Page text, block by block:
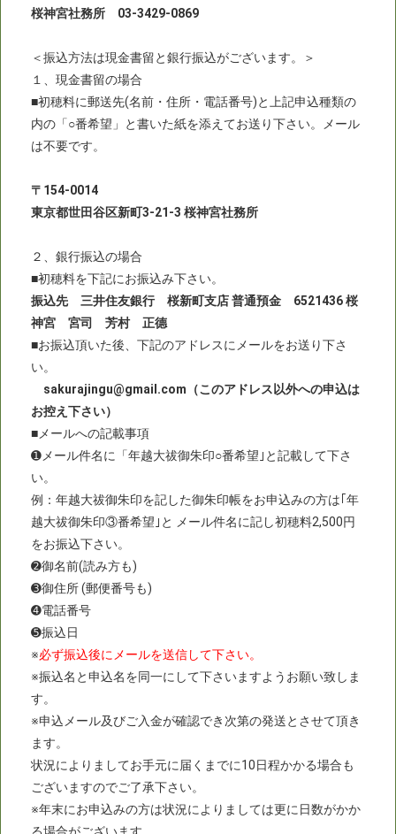
桜神宮社務所 03-3429-0869
＜振込方法は現金書留と銀行振込がございます。＞
１、現金書留の場合
■初穂料に郵送先(名前・住所・電話番号)と上記申込種類の
内の「○番希望」と書いた紙を添えてお送り下さい。メール
は不要です。
〒154-0014
東京都世田谷区新町3-21-3 桜神宮社務所
２、銀行振込の場合
■初穂料を下記にお振込み下さい。
振込先 三井住友銀行 桜新町支店 普通預金 6521436 桜
神宮 宮司 芳村 正德
■お振込頂いた後、下記のアドレスにメールをお送り下さ
い。
sakurajingu@gmail.com（このアドレス以外への申込は
お控え下さい）
■メールへの記載事項
➊メール件名に「年越大祓御朱印○番希望｣と記載して下さ
い。
例：年越大祓御朱印を記した御朱印帳をお申込みの方は｢年
越大祓御朱印③番希望｣と メール件名に記し初穂料2,500円
をお振込下さい。
➋御名前(読み方も)
➌御住所 (郵便番号も)
➍電話番号
➎振込日
※必ず振込後にメールを送信して下さい。
※振込名と申込名を同一にして下さいますようお願い致しま
す。
※申込メール及びご入金が確認でき次第の発送とさせて頂き
ます。
状況によりましてお手元に届くまでに10日程かかる場合も
ございますのでご了承下さい。
※年末にお申込みの方は状況によりましては更に日数がかか